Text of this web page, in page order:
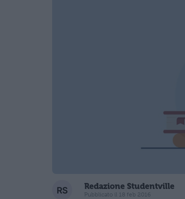
Redazione Studentville
Pubblicato il 18 feb 2016